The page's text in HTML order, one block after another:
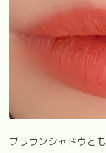
ブラウンシャドウと